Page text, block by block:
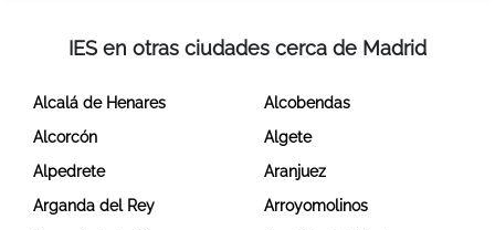
IES en otras ciudades cerca de Madrid
Alcalá de Henares
Alcobendas
Alcorcón
Algete
Alpedrete
Aranjuez
Arganda del Rey
Arroyomolinos